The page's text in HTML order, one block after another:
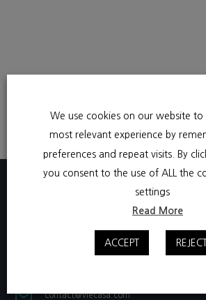
contact@viecasa.com
We use cookies on our website to
most relevant experience by
preferences and repeat visits. By
you consent to the use of ALL the
settings
Read More
ACCEPT REJECT